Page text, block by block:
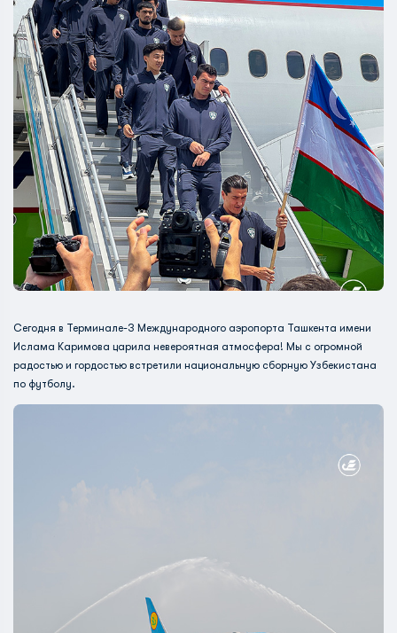
Сегодня в Терминале-3 Международного аэропорта Ташкента имени
Ислама Каримова царила невероятная атмосфера! Мы с огромной
радостью и гордостью встретили национальную сборную Узбекистана
по футболу.